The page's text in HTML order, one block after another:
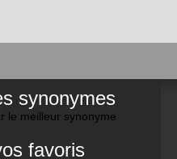
synonymes
le meilleur synonyme
favoris